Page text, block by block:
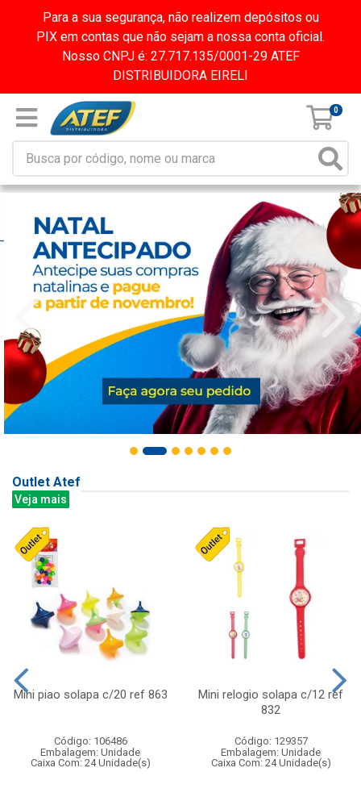
Para a sua segurança, não realizem depósitos ou
PIX em contas que não sejam a nossa conta oficial.
Nosso CNPJ é: 27.717.135/0001-29 ATEF
DISTRIBUIDORA EIRELI
0
Outlet Atef
Veja mais
Mini piao solapa c/20 ref 863
Código: 106486
Embalagem: Unidade
Caixa Com: 24 Unidade(s)
Mini relogio solapa c/12 ref
832
Código: 129357
Embalagem: Unidade
Caixa Com: 24 Unidade(s)